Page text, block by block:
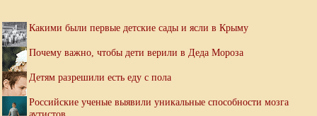
Какими были первые детские сады и ясли в Крыму
Почему важно, чтобы дети верили в Деда Мороза
Детям разрешили есть еду с пола
Российские ученые выявили уникальные способности мозга